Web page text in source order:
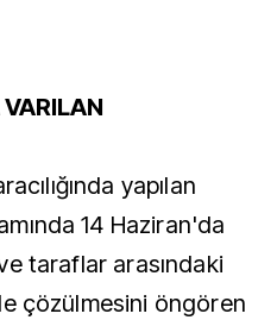
yapılan
14 Haziran'da
taraflar arasındaki
çözülmesini öngören